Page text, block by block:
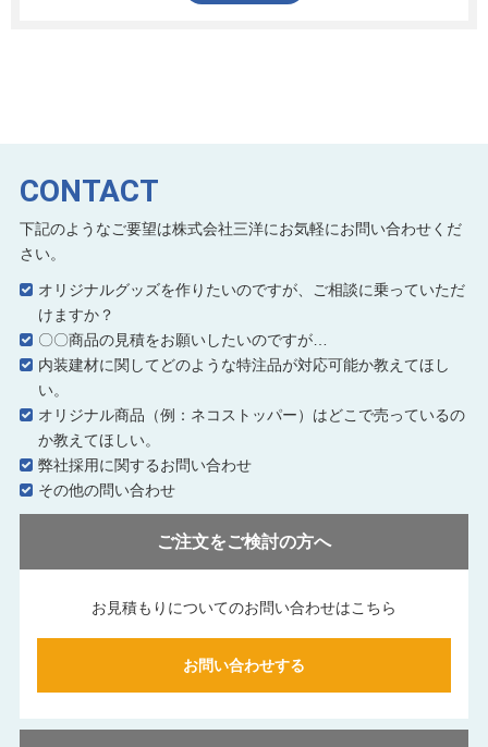
CONTACT
下記のようなご要望は株式会社三洋にお気軽にお問い合わせくだ
さい。
オリジナルグッズを作りたいのですが、ご相談に乗っていただ
けますか？
〇〇商品の見積をお願いしたいのですが…
内装建材に関してどのような特注品が対応可能か教えてほし
い。
オリジナル商品（例：ネコストッパー）はどこで売っているの
か教えてほしい。
弊社採用に関するお問い合わせ
その他の問い合わせ
ご注文をご検討の方へ
お見積もりについてのお問い合わせはこちら
お問い合わせする